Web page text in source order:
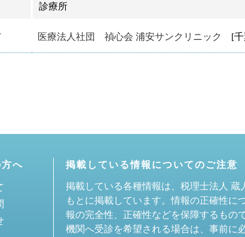
診療所
医療法人社団 禎心会 浦安サンクリニック [千
へ 掲載している情報についてのご注意
掲載している各種情報は、税理士法人
もとに掲載しています。情報の正確性に
報の完全性、正確性などを保障するもの
機関へ受診を希望される場合は、事前に